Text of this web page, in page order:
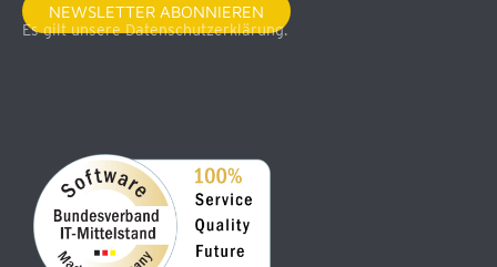
NEWSLETTER ABONNIEREN
Es gilt unsere Datenschutzerklärung.